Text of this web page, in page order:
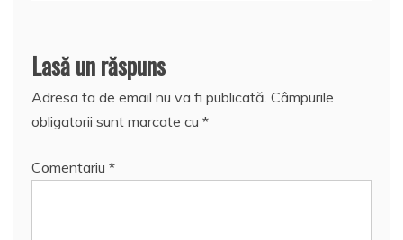
Lasă un răspuns
Adresa ta de email nu va fi publicată. Câmpurile
obligatorii sunt marcate cu *
Comentariu *